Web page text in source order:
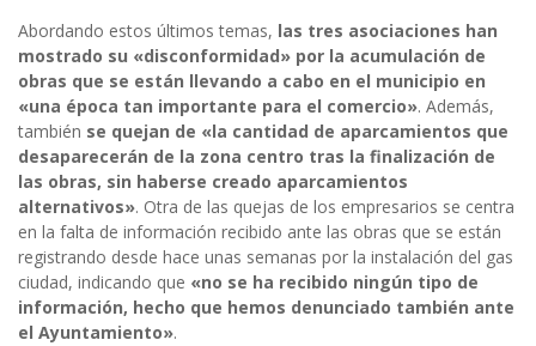
Abordando estos últimos temas, las tres asociaciones han
mostrado su «disconformidad» por la acumulación de
obras que se están llevando a cabo en el municipio en
«una época tan importante para el comercio». Además,
también se quejan de «la cantidad de aparcamientos que
desaparecerán de la zona centro tras la finalización de
las obras, sin haberse creado aparcamientos
alternativos». Otra de las quejas de los empresarios se centra
en la falta de información recibido ante las obras que se están
registrando desde hace unas semanas por la instalación del gas
ciudad, indicando que «no se ha recibido ningún tipo de
información, hecho que hemos denunciado también ante
el Ayuntamiento».